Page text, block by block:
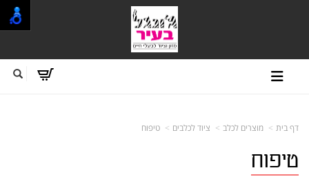
דף בית מוצרים לכלב ציוד לכלבים טיפוח
טיפוח